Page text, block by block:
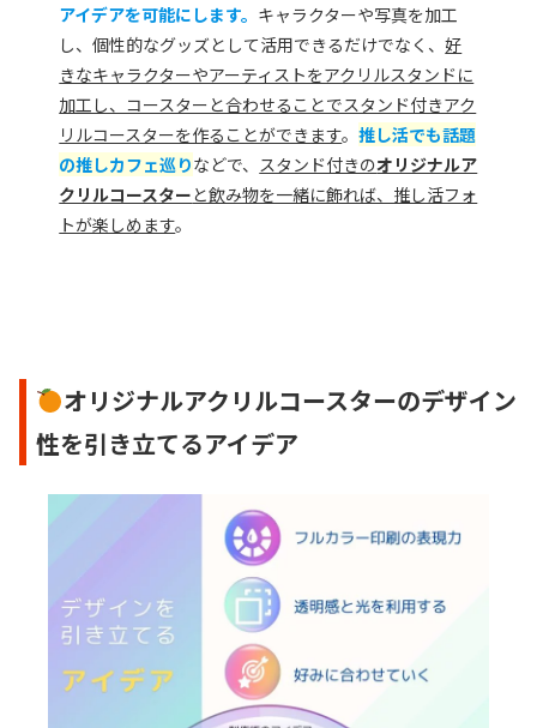
アイデアを可能にします。 キャラクターや写真を加工
し、個性的なグッズとして活用できるだけでなく、好
きなキャラクターやアーティストをアクリルスタンドに
加工し、コースターと合わせることでスタンド付きアク
リルコースターを作ることができます。推し活でも話題
の推しカフェ巡りなどで、 スタンド付きのオリジナルア
クリルコースターと飲み物を一緒に飾れば、推し活フォ
トが楽しめます。
オリジナルアクリルコースターのデザイン
性を引き立てるアイデア